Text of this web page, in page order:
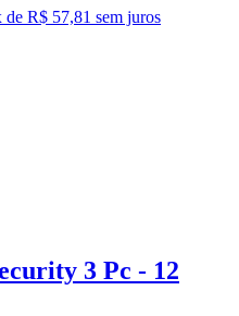
de R$ 57,81 sem juros
3 Pc - 12